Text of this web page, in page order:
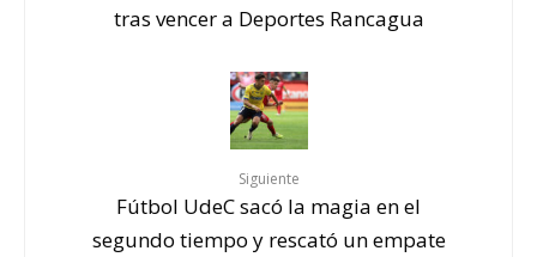
tras vencer a Deportes Rancagua
Siguiente
Fútbol UdeC sacó la magia en el
segundo tiempo y rescató un empate